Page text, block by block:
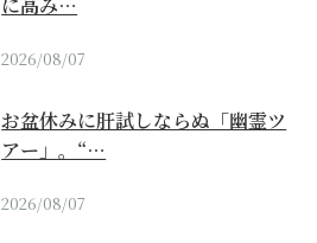
2026/08/07
お盆休みに肝試しならぬ「幽霊ツ
アー」。“…
2026/08/07